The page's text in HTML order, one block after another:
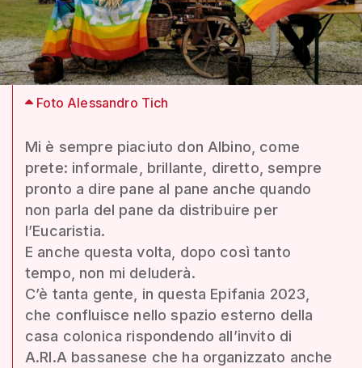
Foto Alessandro Tich
Mi è sempre piaciuto don Albino, come
prete: informale, brillante, diretto, sempre
pronto a dire pane al pane anche quando
non parla del pane da distribuire per
l’Eucaristia.
E anche questa volta, dopo così tanto
tempo, non mi deluderà.
C’è tanta gente, in questa Epifania 2023,
che confluisce nello spazio esterno della
casa colonica rispondendo all’invito di
A.RI.A bassanese che ha organizzato anche